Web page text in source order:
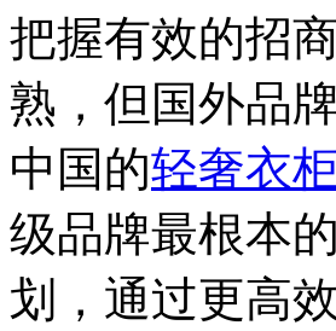
把握有效的招
熟，但国外品
中国的轻奢衣
级品牌最根本
划，通过更高